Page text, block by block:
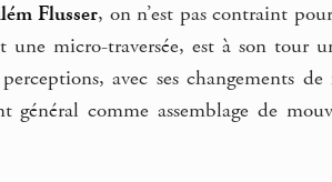
Flusser, on n’est pas contraint
une micro-traversée, est à son tour
avec ses changements de
comme assemblage de